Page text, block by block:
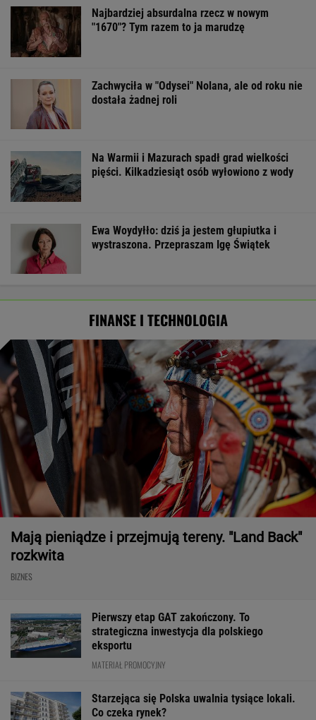
Najbardziej absurdalna rzecz w nowym
"1670"? Tym razem to ja marudzę
Zachwyciła w "Odysei" Nolana, ale od roku nie
dostała żadnej roli
Na Warmii i Mazurach spadł grad wielkości
pięści. Kilkadziesiąt osób wyłowiono z wody
Ewa Woydyłło: dziś ja jestem głupiutka i
wystraszona. Przepraszam Igę Świątek
FINANSE I TECHNOLOGIA
Mają pieniądze i przejmują tereny. "Land Back"
rozkwita
BIZNES
Pierwszy etap GAT zakończony. To
strategiczna inwestycja dla polskiego
eksportu
MATERIAŁ PROMOCYJNY
Starzejąca się Polska uwalnia tysiące lokali.
Co czeka rynek?